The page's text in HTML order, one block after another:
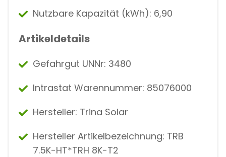
Nutzbare Kapazität (kWh): 6,90
Artikeldetails
Gefahrgut UNNr: 3480
Intrastat Warennummer: 85076000
Hersteller: Trina Solar
Hersteller Artikelbezeichnung: TRB
7.5K-HT*TRH 8K-T2